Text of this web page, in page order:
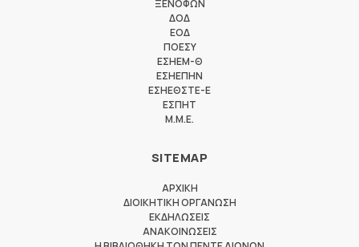
ΞΕΝΟΦΩΝ
ΔΟΔ
ΕΟΔ
ΠΟΕΣΥ
ΕΣΗΕΜ-Θ
ΕΣΗΕΠΗΝ
ΕΣΗΕΘΣΤΕ-Ε
ΕΣΠΗΤ
M.M.E.
SITEMAP
ΑΡΧΙΚΗ
ΔΙΟΙΚΗΤΙΚΗ ΟΡΓΑΝΩΣΗ
ΕΚΔΗΛΩΣΕΙΣ
ΑΝΑΚΟΙΝΩΣΕΙΣ